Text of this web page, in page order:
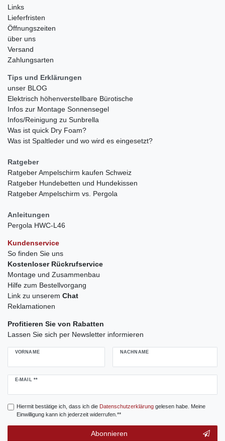
Links
Lieferfristen
Öffnungszeiten
über uns
Versand
Zahlungsarten
Tips und Erklärungen
unser BLOG
Elektrisch höhenverstellbare Bürotische
Infos zur Montage Sonnensegel
Infos/Reinigung zu Sunbrella
Was ist quick Dry Foam?
Was ist Spaltleder und wo wird es eingesetzt?
Ratgeber
Ratgeber Ampelschirm kaufen Schweiz
Ratgeber Hundebetten und Hundekissen
Ratgeber Ampelschirm vs. Pergola
Anleitungen
Pergola HWC-L46
Kundenservice
So finden Sie uns
Kostenloser Rückrufservice
Montage und Zusammenbau
Hilfe zum Bestellvorgang
Link zu unserem Chat
Reklamationen
Profitieren Sie von Rabatten
Lassen Sie sich per Newsletter informieren
VORNAME NACHNAME
E-MAIL **
Newsletter
Hiermit bestätige ich, dass ich die Daten­schutz­erklärunggelesen habe. Meine
Einwilligung kann ich jederzeit widerrufen.**
Abonnieren